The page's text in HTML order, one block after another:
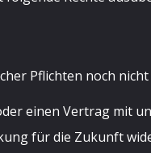
Pflichten noch
einen Vertrag mit
für die Zukunft